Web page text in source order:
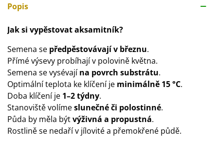
Popis
Jak si vypěstovat aksamitník?
Semena se předpěstovávají v březnu.
Přímé výsevy probíhají v polovině května.
Semena se vysévajína povrch substrátu.
Optimální teplota ke klíčení je minimálně 15 °C.
Doba klíčení je 1–2 týdny.
Stanoviště volímeslunečné či polostinné.
Půda by měla býtvýživná a propustná.
Rostlině se nedaří v jílovité a přemokřené půdě.